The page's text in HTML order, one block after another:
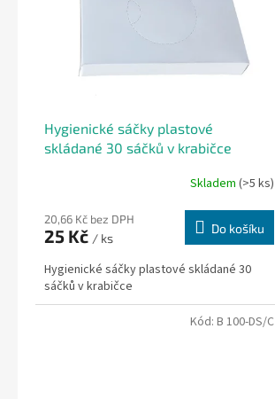
Hygienické sáčky plastové
skládané 30 sáčků v krabičce
Skladem (>5 ks)
20,66 Kč bez DPH
25 Kč / ks
Do košíku
Hygienické sáčky plastové skládané 30
sáčků v krabičce
Kód: B 100-DS/C